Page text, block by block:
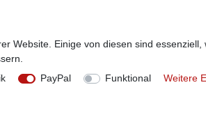
Website. Einige von diesen sind
PayPal Funktional Weitere